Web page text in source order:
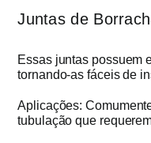
Juntas de
Essas juntas possuem
tornando-as fáceis de
Aplicações:
tubulação que